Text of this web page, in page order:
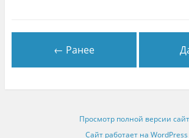
← Ранее
Просмотр полной версии
Сайт работает на WordPress